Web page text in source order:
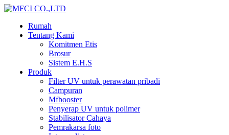
Rumah
Tentang Kami
Komitmen Etis
Brosur
Sistem E.H.S
Produk
Filter UV untuk perawatan pribadi
Campuran
Mfbooster
Penyerap UV untuk polimer
Stabilisator Cahaya
Pemrakarsa foto